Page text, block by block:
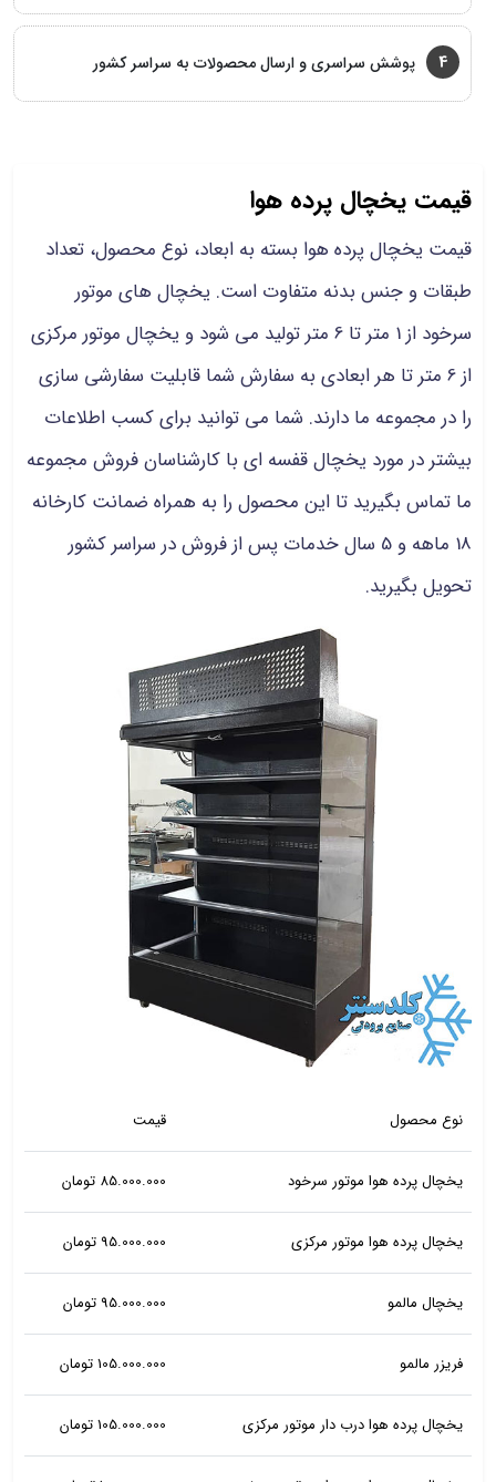
4 پوشش سراسری و ارسال محصولات به سراسر کشور
قیمت یخچال پرده هوا
قیمت یخچال پرده هوا بسته به ابعاد، نوع محصول، تعداد
طبقات و جنس بدنه متفاوت است. یخچال های موتور
سرخود از 1 متر تا 6 متر تولید می شود و یخچال موتور مرکزی
از 6 متر تا هر ابعادی به سفارش شما قابلیت سفارشی سازی
را در مجموعه ما دارند. شما می توانید برای کسب اطلاعات
بیشتر در مورد یخچال قفسه ای با کارشناسان فروش مجموعه
ما تماس بگیرید تا این محصول را به همراه ضمانت کارخانه
18 ماهه و 5 سال خدمات پس از فروش در سراسر کشور
تحویل بگیرید.
نوع محصول قیمت
یخچال پرده هوا موتور سرخود 85.000.000 تومان
یخچال پرده هوا موتور مرکزی 95.000.000 تومان
یخچال مالمو 95.000.000 تومان
فریزر مالمو 105.000.000 تومان
یخچال پرده هوا درب دار موتور مرکزی 105.000.000 تومان